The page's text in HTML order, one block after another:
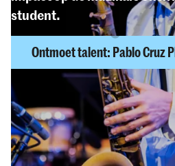
student.
Ontmoet talent: Pablo Cruz
Wilt u meer weten over
Stuur ons een bericht,
contact met u op.